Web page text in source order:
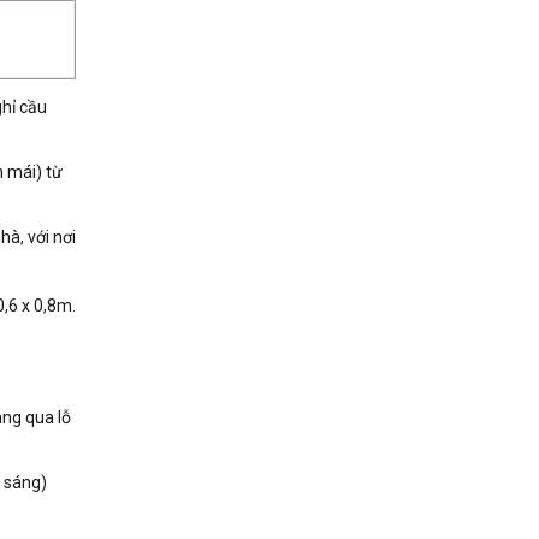
cầu
mái) từ
với nơi
x 0,8m.
qua lỗ
sáng)